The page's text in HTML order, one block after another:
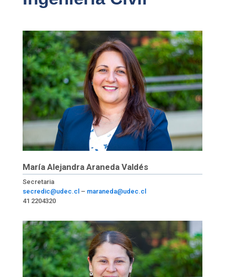
María Alejandra Araneda Valdés
Secretaria
secredic@udec.cl – maraneda@udec.cl
41 2204320